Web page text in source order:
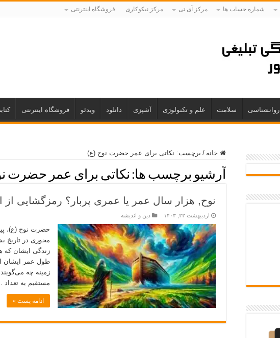
شماره حساب ها مرکز آی تی مرکز نیکوکاری فروشگاه اینترنتی
روانشناسی سلامت علم و تکنولوژی آشپزی دانلود ویدئو فروشگاه اینترنتی
خانه / برچسب: نکاتی برای عمر حضرت نوح (ع)
آرشیو برچسب ها: نکاتی برای عمر حضرت
نوح, هزار سال عمر یا عمری پربار؟ رمزگشایی از
اردیبهشت ۲۲, ۱۴۰۳ دین و اندیشه
حضرت نوح (ع)،
محوری در تاریخ
زندگی ایشان که
طول عمر ایشان
زمینه چه
مستقیم به تعداد
ادامه پست »